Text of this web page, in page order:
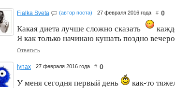
Fialka Sveta (автор поста) 27 февраля 2016 года # 0
Какая диета лучше сложно сказать
Я как только начинаю кушать поздно
Ответить
lynax 27 февраля 2016 года # 0
У меня сегодня первый день как-то